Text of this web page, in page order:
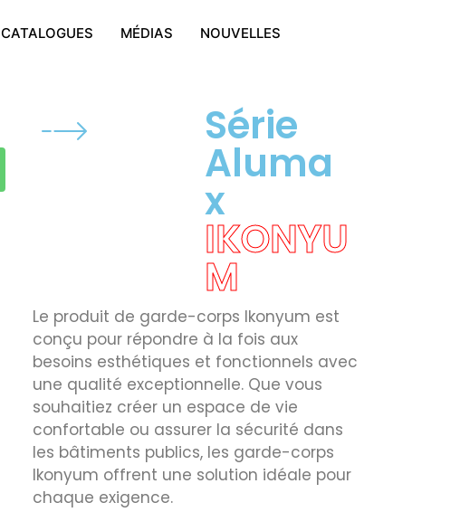
CATALOGUES MÉDIAS
NOUVELLES
Série
Aluma
x
IKONYU
M
Le produit de garde-corps Ikonyum est
conçu pour répondre à la fois aux
besoins esthétiques et fonctionnels avec
une qualité exceptionnelle. Que vous
souhaitiez créer un espace de vie
confortable ou assurer la sécurité dans
les bâtiments publics, les garde-corps
Ikonyum offrent une solution idéale pour
chaque exigence.